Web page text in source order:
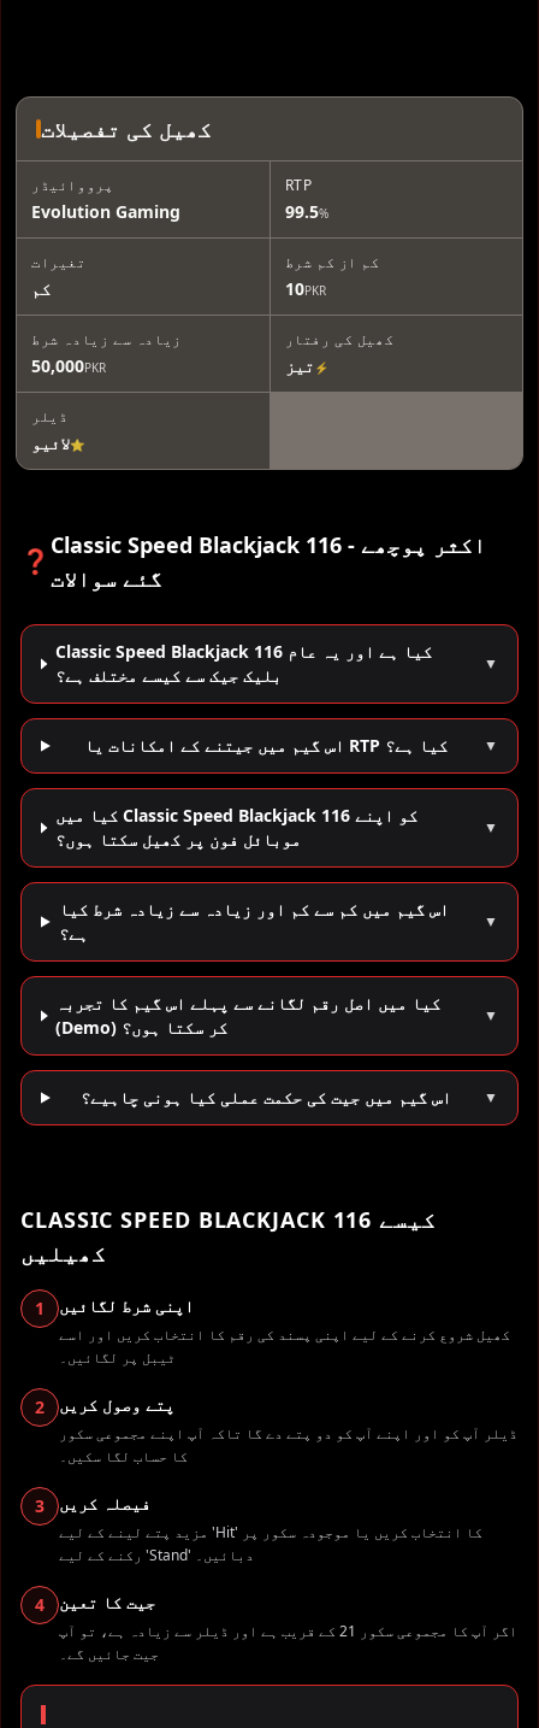
کھیل کی تفصیلات
پرووائیڈر
Evolution Gaming
RTP
99.5%
تغیرات
کم
کم از کم شرط
10PKR
زیادہ سے زیادہ شرط
50,000PKR
کھیل کی رفتار
تیز ⚡
ڈیلر
لائیو⭐
❓ Classic Speed Blackjack 116 - اکثر پوچھے
گئے سوالات
Classic Speed Blackjack 116 کیا ہے اور یہ عام
بلیک جیک سے کیسے مختلف ہے؟
▼
اس گیم میں جیتنے کے امکانات یا RTP کیا ہے؟ ▼
کیا میں Classic Speed Blackjack 116 کو اپنے
موبائل فون پر کھیل سکتا ہوں؟
▼
اس گیم میں کم سے کم اور زیادہ سے زیادہ شرط کیا
ہے؟
▼
کیا میں اصل رقم لگانے سے پہلے اس گیم کا تجربہ
(Demo) کر سکتا ہوں؟
▼
اس گیم میں جیت کی حکمت عملی کیا ہونی چاہیے؟ ▼
CLASSIC SPEED BLACKJACK 116 کیسے
کھیلیں
1 اپنی شرط لگائیں
کھیل شروع کرنے کے لیے اپنی پسند کی رقم کا انتخاب کریں اور اسے
ٹیبل پر لگائیں۔
2 پتے وصول کریں
ڈیلر آپ کو اور اپنے آپ کو دو پتے دے گا تاکہ آپ اپنے مجموعی سکور
کا حساب لگا سکیں۔
3 فیصلہ کریں
مزید پتے لینے کے لیے 'Hit' کا انتخاب کریں یا موجودہ سکور پر
رکنے کے لیے 'Stand' دبائیں۔
4 جیت کا تعین
اگر آپ کا مجموعی سکور 21 کے قریب ہے اور ڈیلر سے زیادہ ہے، تو آپ
جیت جائیں گے۔